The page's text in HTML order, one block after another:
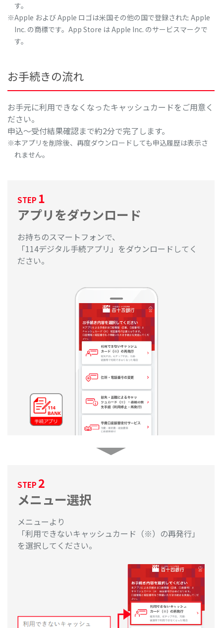
す。
Apple および Apple ロゴは米国その他の国で登録された Apple
Inc. の商標です。App Store は Apple Inc. のサービスマークで
す。
お手続きの流れ
お手元に利用できなくなったキャッシュカードをご用意く
ださい。
申込～受付結果確認まで約2分で完了します。
本アプリを削除後、再度ダウンロードしても申込履歴は表示さ
れません。
STEP 1
アプリをダウンロード
お持ちのスマートフォンで、
「114デジタル手続アプリ」をダウンロードしてく
ださい。
STEP 2
メニュー選択
メニューより
「利用できないキャッシュカード（※）の再発行」
を選択してください。